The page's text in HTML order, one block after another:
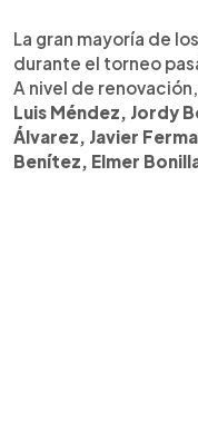
La gran mayoría de
durante el torneo
A nivel de
Luis Méndez, Jordy
Álvarez, Javier
Benítez, Elmer